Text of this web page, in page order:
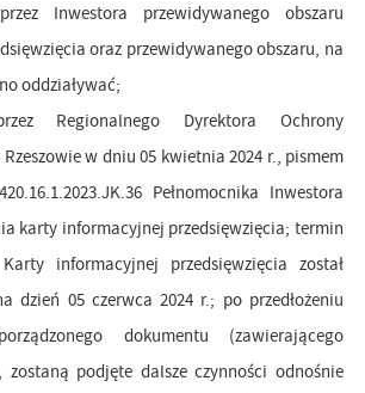
Inwestora przewidywanego obszaru
oraz przewidywanego obszaru, na
oddziaływać;
Regionalnego Dyrektora Ochrony
w dniu 05 kwietnia 2024 r., pismem
Pełnomocnika Inwestora
karty informacyjnej przedsięwzięcia; termin
Karty informacyjnej przedsięwzięcia został
dzień 05 czerwca 2024 r.; po przedłożeniu
dokumentu (zawierającego
zostaną podjęte dalsze czynności odnośnie